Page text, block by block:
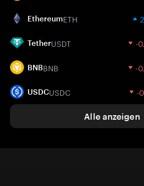
EthereumETH
TetherUSDT -
BNBBNB -
USDCUSDC -
Alle anzeigen